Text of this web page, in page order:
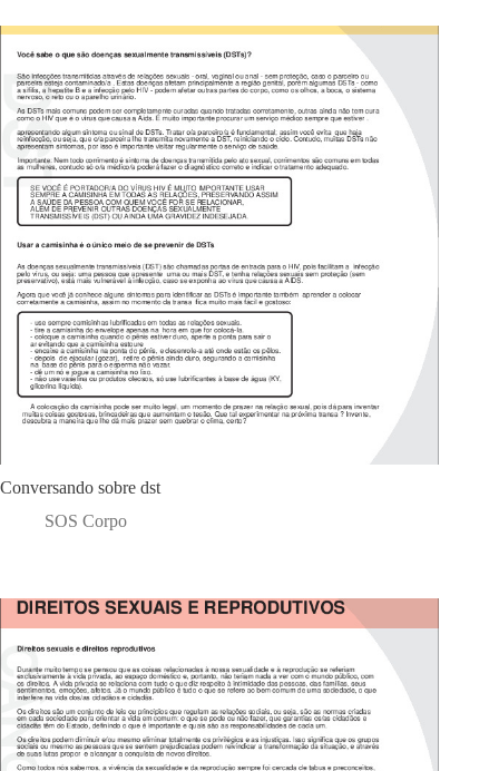
Conversando sobre dst
SOS Corpo